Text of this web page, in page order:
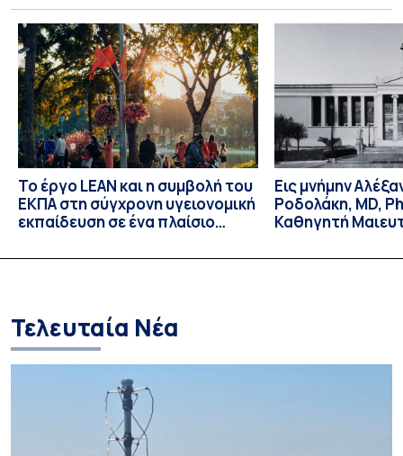
Theory and International Studies από το Centre for Social
and Political Research του O.P. Jindal Global University σε
ένδειξη αναγνώρισης της διακεκριμένης συμβολής του
στην Πολιτική Θεωρία και τις […]
Το έργο LEAN και η συμβολή του
ΕΚΠΑ στη σύγχρονη υγειονομική
εκπαίδευση σε ένα πλαίσιο
της ψηφιακής μετάβασης στην
Εις μνήμην
Ροδολάκη, MD,
Καθηγητή
Γυναικολογικής
Τελευταία Νέα